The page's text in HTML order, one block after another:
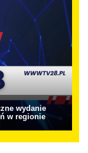
wydanie
w regionie